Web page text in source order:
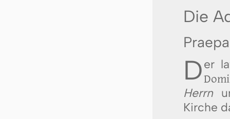
Die
Der
Herrn
Kirche